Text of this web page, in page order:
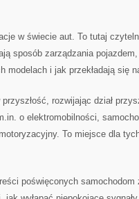
w świecie aut. To tutaj
sposób zarządzania
modelach i jak przekładają się
rozwijając dział
o elektromobilności,
To miejsce dla
poświęconych